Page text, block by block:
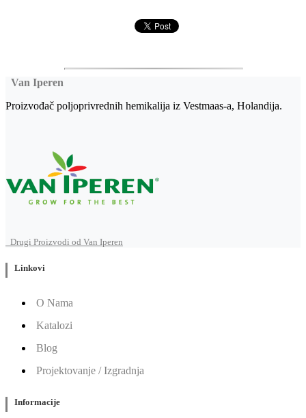
Van Iperen
Proizvođač poljoprivrednih hemikalija iz Vestmaas-a, Holandija.
Drugi Proizvodi od Van Iperen
Linkovi
O Nama
Katalozi
Blog
Projektovanje / Izgradnja
Informacije